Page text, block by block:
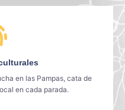
en las Pampas, cata de
en cada parada.